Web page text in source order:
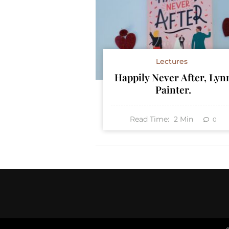
Lectures
Happily Never After,
Painter.
Read Time: 2 Min 0